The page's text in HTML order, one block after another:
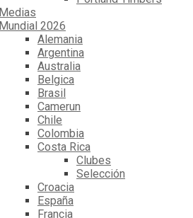
Medias
Mundial 2026
Alemania
Argentina
Australia
Belgica
Brasil
Camerun
Chile
Colombia
Costa Rica
Clubes
Selección
Croacia
España
Francia